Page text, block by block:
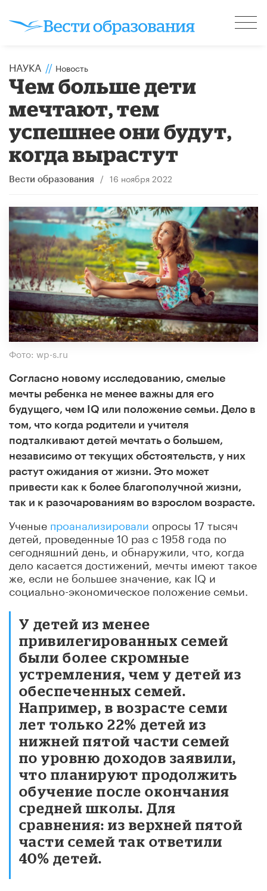
НАУКА // Новость
Чем больше дети
мечтают, тем
успешнее они будут,
когда вырастут
Вести образования / 16 ноября 2022
Фото: wp-s.ru
Согласно новому исследованию, смелые
мечты ребенка не менее важны для его
будущего, чем IQ или положение семьи. Дело в
том, что когда родители и учителя
подталкивают детей мечтать о большем,
независимо от текущих обстоятельств, у них
растут ожидания от жизни. Это может
привести как к более благополучной жизни,
так и к разочарованиям во взрослом возрасте.
Ученые проанализировали опросы 17 тысяч
детей, проведенные 10 раз с 1958 года по
сегодняшний день, и обнаружили, что, когда
дело касается достижений, мечты имеют такое
же, если не большее значение, как IQ и
социально-экономическое положение семьи.
У детей из менее
привилегированных семей
были более скромные
устремления, чем у детей из
обеспеченных семей.
Например, в возрасте семи
лет только 22% детей из
нижней пятой части семей
по уровню доходов заявили,
что планируют продолжить
обучение после окончания
средней школы. Для
сравнения: из верхней пятой
части семей так ответили
40% детей.